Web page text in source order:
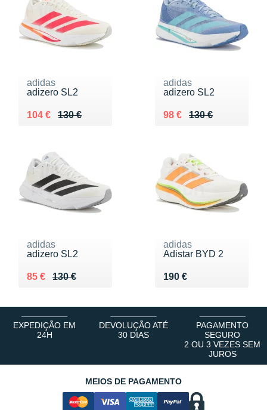
adidas
adizero SL2
130 €
Au lieu de 130 €
104 €
Vendu 104 €
adidas
adizero SL2
130 €
Au lieu de 130 €
98 €
Vendu 98 €
adidas
adizero SL2
130 €
Au lieu de 130 €
85 €
Vendu 85 €
adidas
Adistar BYD 2
190 €
Vendu 190 €
EXPEDIÇÃO EM
24H
DEVOLUÇÃO ATÉ
30 DIAS
PAGAMENTO
SEGURO
2 OU 3 VEZES SEM
JUROS
MEIOS DE PAGAMENTO